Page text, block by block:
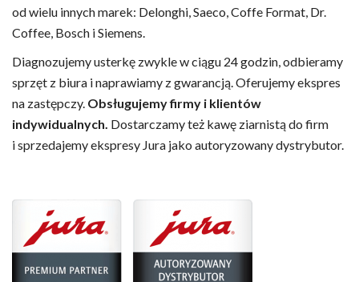
od wielu innych marek: Delonghi, Saeco, Coffe Format, Dr.
Coffee, Bosch i Siemens.
Diagnozujemy usterkę zwykle w ciągu 24 godzin, odbieramy
sprzęt z biura i naprawiamy z gwarancją. Oferujemy ekspres
na zastępczy. Obsługujemy firmy i klientów
indywidualnych. Dostarczamy też kawę ziarnistą do firm
i sprzedajemy ekspresy Jura jako autoryzowany dystrybutor.